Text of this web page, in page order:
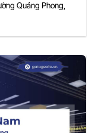
Quảng Phong,